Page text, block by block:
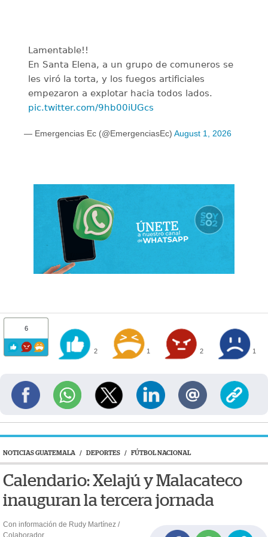
Lamentable!!
En Santa Elena, a un grupo de comuneros se
les viró la torta, y los fuegos artificiales
empezaron a explotar hacia todos lados.
pic.twitter.com/9hb00iUGcs
— Emergencias Ec (@EmergenciasEc) August 1, 2026
6
2 1 2 1
NOTICIAS GUATEMALA / DEPORTES / FÚTBOL NACIONAL
Calendario: Xelajú y Malacateco
inauguran la tercera jornada
Con información de Rudy Martínez /